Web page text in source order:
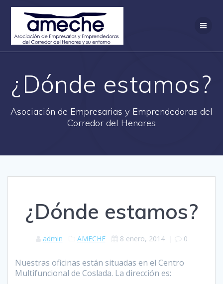
Saltar
¿Dónde estamos?
Asociación de Empresarias y Emprendedoras del
Corredor del Henares
¿Dónde estamos?
admin AMECHE 8 enero, 2014| 0
Nuestras oficinas están situadas en el Centro
Multifuncional de Coslada. La dirección es: